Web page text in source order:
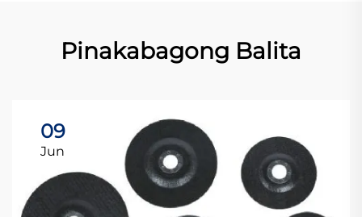
Pinakabagong Balita
09
Jun